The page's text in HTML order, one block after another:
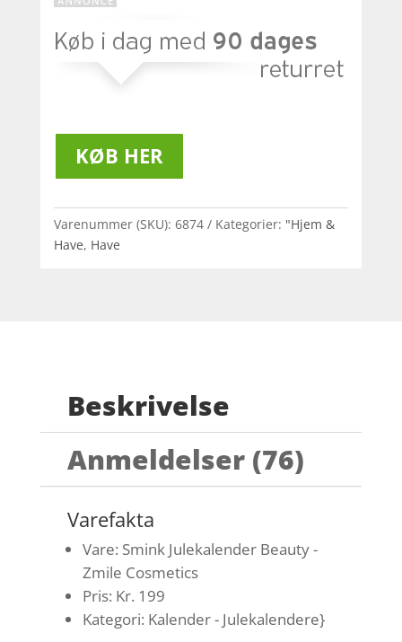
KØB HER
Varenummer (SKU): 6874 Kategorier: "Hjem &
Have, Have
Beskrivelse
Anmeldelser (76)
Varefakta
Vare: Smink Julekalender Beauty -
Zmile Cosmetics
Pris: Kr. 199
Kategori: Kalender - Julekalendere}